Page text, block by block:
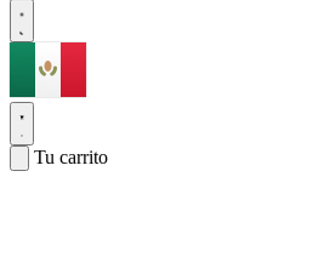
Tu carrito